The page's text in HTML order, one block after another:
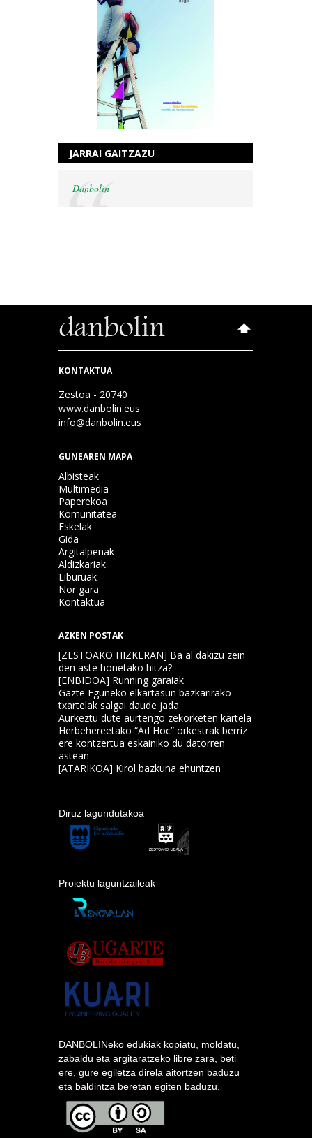
JARRAI GAITZAZU
Danbolin
KONTAKTUA
Zestoa - 20740
www.danbolin.eus
info@danbolin.eus
GUNEAREN MAPA
Albisteak
Multimedia
Paperekoa
Komunitatea
Eskelak
Gida
Argitalpenak
Aldizkariak
Liburuak
Nor gara
Kontaktua
AZKEN POSTAK
[ZESTOAKO HIZKERAN] Ba al dakizu zein
den aste honetako hitza?
[ENBIDOA] Running garaiak
Gazte Eguneko elkartasun bazkarirako
txartelak salgai daude jada
Aurkeztu dute aurtengo zekorketen kartela
Herbehereetako “Ad Hoc” orkestrak berriz
ere kontzertua eskainiko du datorren
astean
[ATARIKOA] Kirol bazkuna ehuntzen
Diruz lagundutakoa
Proiektu laguntzaileak
DANBOLINeko edukiak kopiatu, moldatu,
zabaldu eta argitaratzeko libre zara, beti
ere, gure egiletza direla aitortzen baduzu
eta baldintza beretan egiten baduzu.